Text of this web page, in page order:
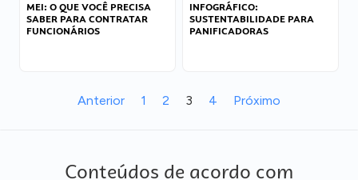
MEI: O QUE VOCÊ PRECISA
SABER PARA CONTRATAR
FUNCIONÁRIOS
INFOGRÁFICO:
SUSTENTABILIDADE PARA
PANIFICADORAS
Anterior 1 2 3 4 Próximo
Conteúdos de acordo com